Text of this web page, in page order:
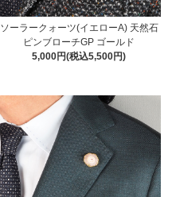
ソーラークォーツ(イエローA) 天然石
ピンブローチGP ゴールド
5,000円(税込5,500円)